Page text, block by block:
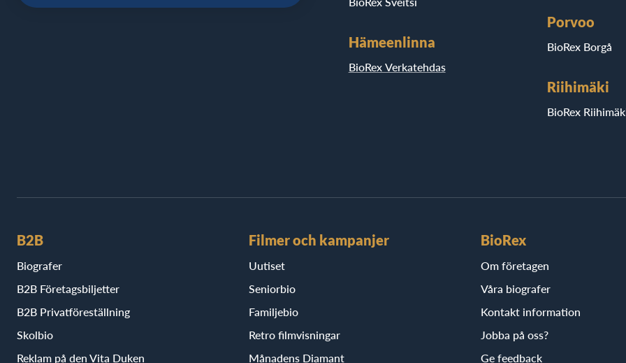
Hämeenlinna
BioRex Verkatehdas
Porvoo
BioRex Borgå
Riihimäki
BioRex
B2B
Biografer
B2B Företagsbiljetter
B2B Privatföreställning
Skolbio
Reklam på den Vita Duken
Filmer och kampanjer
Uutiset
Seniorbio
Familjebio
Retro filmvisningar
Månadens Diamant
BioRex
Om företagen
Våra biografer
Kontakt information
Jobba på oss?
Ge feedback